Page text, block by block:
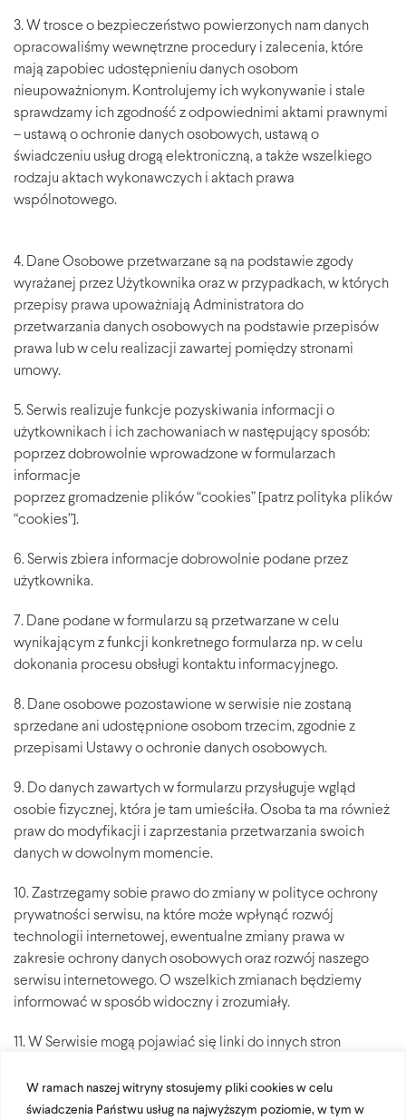
W ramach naszej witryny stosujemy pliki cookies w celu
świadczenia Państwu usług na najwyższym poziomie, w tym w
3. W trosce o bezpieczeństwo powierzonych nam danych
opracowaliśmy wewnętrzne procedury i zalecenia, które
mają zapobiec udostępnieniu danych osobom
nieupoważnionym. Kontrolujemy ich wykonywanie i stale
sprawdzamy ich zgodność z odpowiednimi aktami prawnymi
– ustawą o ochronie danych osobowych, ustawą o
świadczeniu usług drogą elektroniczną, a także wszelkiego
rodzaju aktach wykonawczych i aktach prawa
wspólnotowego.
4. Dane Osobowe przetwarzane są na podstawie zgody
wyrażanej przez Użytkownika oraz w przypadkach, w których
przepisy prawa upoważniają Administratora do
przetwarzania danych osobowych na podstawie przepisów
prawa lub w celu realizacji zawartej pomiędzy stronami
umowy.
5. Serwis realizuje funkcje pozyskiwania informacji o
użytkownikach i ich zachowaniach w następujący sposób:
poprzez dobrowolnie wprowadzone w formularzach
informacje
poprzez gromadzenie plików “cookies” [patrz polityka plików
“cookies”].
6. Serwis zbiera informacje dobrowolnie podane przez
użytkownika.
7. Dane podane w formularzu są przetwarzane w celu
wynikającym z funkcji konkretnego formularza np. w celu
dokonania procesu obsługi kontaktu informacyjnego.
8. Dane osobowe pozostawione w serwisie nie zostaną
sprzedane ani udostępnione osobom trzecim, zgodnie z
przepisami Ustawy o ochronie danych osobowych.
9. Do danych zawartych w formularzu przysługuje wgląd
osobie fizycznej, która je tam umieściła. Osoba ta ma również
praw do modyfikacji i zaprzestania przetwarzania swoich
danych w dowolnym momencie.
10. Zastrzegamy sobie prawo do zmiany w polityce ochrony
prywatności serwisu, na które może wpłynąć rozwój
technologii internetowej, ewentualne zmiany prawa w
zakresie ochrony danych osobowych oraz rozwój naszego
serwisu internetowego. O wszelkich zmianach będziemy
informować w sposób widoczny i zrozumiały.
11. W Serwisie mogą pojawiać się linki do innych stron
od Serwisu i nie są w żaden sposób nadzorowane przez
serwis www.cad2cad.com Strony te mogą posiadać własne